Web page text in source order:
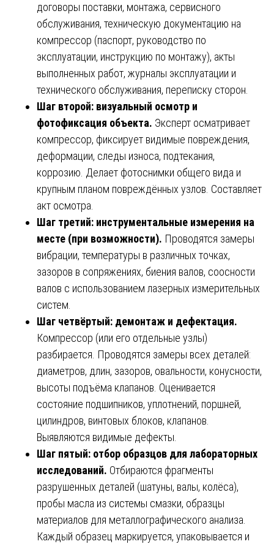
договоры поставки, монтажа, сервисного
обслуживания, техническую документацию на
компрессор (паспорт, руководство по
эксплуатации, инструкцию по монтажу), акты
выполненных работ, журналы эксплуатации и
технического обслуживания, переписку сторон.
Шаг второй: визуальный осмотр и
фотофиксация объекта. Эксперт осматривает
компрессор, фиксирует видимые повреждения,
деформации, следы износа, подтекания,
коррозию. Делает фотоснимки общего вида и
крупным планом повреждённых узлов. Составляет
акт осмотра.
Шаг третий: инструментальные измерения на
месте (при возможности). Проводятся замеры
вибрации, температуры в различных точках,
зазоров в сопряжениях, биения валов, соосности
валов с использованием лазерных измерительных
систем.
Шаг четвёртый: демонтаж и дефектация.
Компрессор (или его отдельные узлы)
разбирается. Проводятся замеры всех деталей:
диаметров, длин, зазоров, овальности, конусности,
высоты подъёма клапанов. Оценивается
состояние подшипников, уплотнений, поршней,
цилиндров, винтовых блоков, клапанов.
Выявляются видимые дефекты.
Шаг пятый: отбор образцов для лабораторных
исследований. Отбираются фрагменты
разрушенных деталей (шатуны, валы, колёса),
пробы масла из системы смазки, образцы
материалов для металлографического анализа.
Каждый образец маркируется, упаковывается и